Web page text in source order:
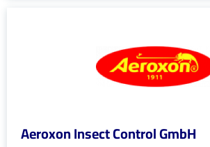
Aeroxon Insect Control GmbH